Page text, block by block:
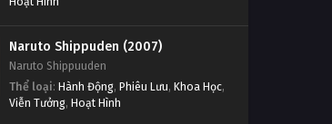
Naruto Shippuden (2007)
Naruto Shippuuden
Thể loại: Hành Động, Phiêu Lưu, Khoa Học,
Viễn Tưởng, Hoạt Hình